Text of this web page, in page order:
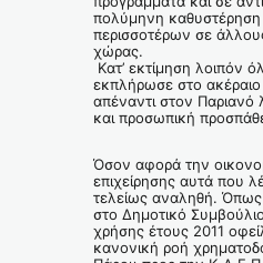
πολύμηνη
περισσοτέρων σε
χώρας.
Κατ’ εκτίμηση λοιπόν
εκπλήρωσε στο
απέναντι στον
και προσωπική
Όσον αφορά την
επιχείρησης αυτά που
τελείως αναληθή.
στο Δημοτικό
χρήσης έτους 2011
κανονική ροή